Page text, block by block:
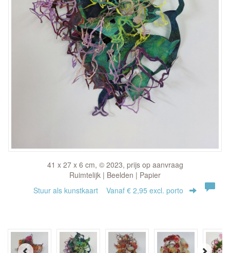
41 x 27 x 6 cm, © 2023, prijs op aanvraag
Ruimtelijk | Beelden | Papier
Stuur als kunstkaart Vanaf € 2,95 excl. porto